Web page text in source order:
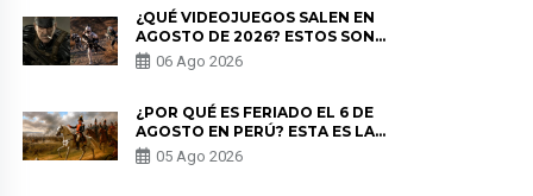
¿QUÉ VIDEOJUEGOS SALEN EN
AGOSTO DE 2026? ESTOS SON
LOS ESTRENOS MÁS ESPERADOS
06 Ago 2026
¿POR QUÉ ES FERIADO EL 6 DE
AGOSTO EN PERÚ? ESTA ES LA
HISTORIA
05 Ago 2026